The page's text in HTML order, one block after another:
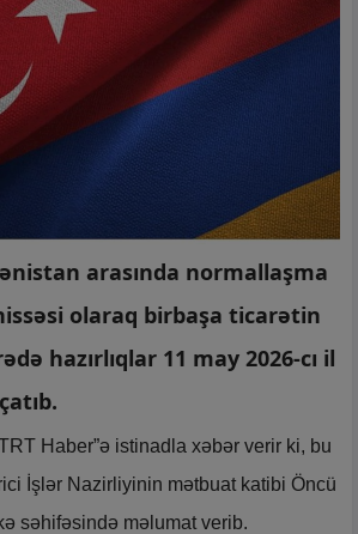
arasında normallaşma
olaraq birbaşa ticarətin
hazırlıqlar 11 may 2026-cı il
Haber”ə istinadla xəbər verir ki, bu
İşlər Nazirliyinin mətbuat katibi Öncü
səhifəsində məlumat verib.